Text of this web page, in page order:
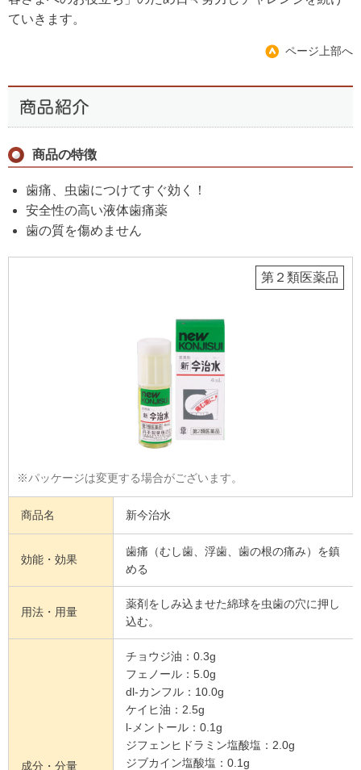
ていきます。
ページ上部へ
商品の特徴
歯痛、虫歯につけてすぐ効く！
安全性の高い液体歯痛薬
歯の質を傷めません
第２類医薬品
※パッケージは変更する場合がございます。
商品名 新今治水
効能・効果
歯痛（むし歯、浮歯、歯の根の痛み）を鎮
める
用法・用量
薬剤をしみ込ませた綿球を虫歯の穴に押し
込む。
成分・分量
チョウジ油：0.3g
フェノール：5.0g
dl-カンフル：10.0g
ケイヒ油：2.5g
l-メントール：0.1g
ジフェンヒドラミン塩酸塩：2.0g
ジブカイン塩酸塩：0.1g